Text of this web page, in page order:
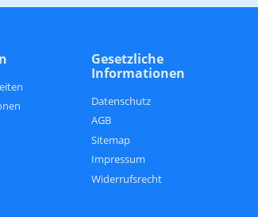
Gesetzliche
Informationen
Datenschutz
AGB
Sitemap
Impressum
Widerrufsrecht